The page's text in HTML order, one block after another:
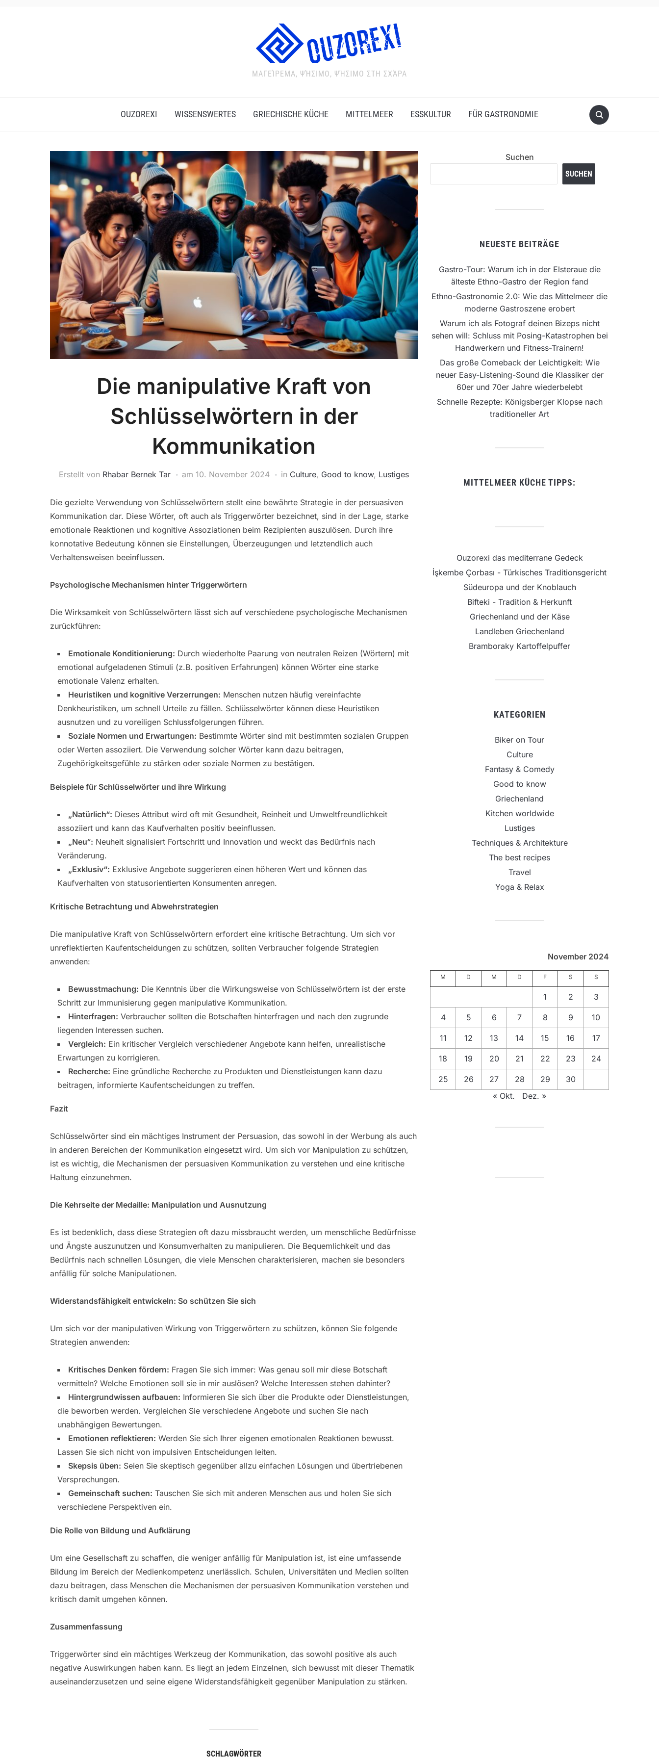
ΜΑΓΕΊΡΕΜΑ, ΨΉΣΙΜΟ, ΨΉΣΙΜΟ ΣΤΗ ΣΧΆΡΑ
OUZOREXI WISSENSWERTES GRIECHISCHE KÜCHE MITTELMEER ESSKULTUR FÜR GASTRONOMIE
Die manipulative Kraft von
Schlüsselwörtern in der
Kommunikation
Erstellt von Rhabar Bernek Tar am 10. November 2024 in Culture, Good to know, Lustiges
Die gezielte Verwendung von Schlüsselwörtern stellt eine bewährte Strategie in der persuasiven
Kommunikation dar. Diese Wörter, oft auch als Triggerwörter bezeichnet, sind in der Lage, starke
emotionale Reaktionen und kognitive Assoziationen beim Rezipienten auszulösen. Durch ihre
konnotative Bedeutung können sie Einstellungen, Überzeugungen und letztendlich auch
Verhaltensweisen beeinflussen.
Psychologische Mechanismen hinter Triggerwörtern
Die Wirksamkeit von Schlüsselwörtern lässt sich auf verschiedene psychologische Mechanismen
zurückführen:
Emotionale Konditionierung: Durch wiederholte Paarung von neutralen Reizen (Wörtern) mit
emotional aufgeladenen Stimuli (z.B. positiven Erfahrungen) können Wörter eine starke
emotionale Valenz erhalten.
Heuristiken und kognitive Verzerrungen: Menschen nutzen häufig vereinfachte
Denkheuristiken, um schnell Urteile zu fällen. Schlüsselwörter können diese Heuristiken
ausnutzen und zu voreiligen Schlussfolgerungen führen.
Soziale Normen und Erwartungen: Bestimmte Wörter sind mit bestimmten sozialen Gruppen
oder Werten assoziiert. Die Verwendung solcher Wörter kann dazu beitragen,
Zugehörigkeitsgefühle zu stärken oder soziale Normen zu bestätigen.
Beispiele für Schlüsselwörter und ihre Wirkung
„Natürlich“: Dieses Attribut wird oft mit Gesundheit, Reinheit und Umweltfreundlichkeit
assoziiert und kann das Kaufverhalten positiv beeinflussen.
„Neu“: Neuheit signalisiert Fortschritt und Innovation und weckt das Bedürfnis nach
Veränderung.
„Exklusiv“: Exklusive Angebote suggerieren einen höheren Wert und können das
Kaufverhalten von statusorientierten Konsumenten anregen.
Kritische Betrachtung und Abwehrstrategien
Die manipulative Kraft von Schlüsselwörtern erfordert eine kritische Betrachtung. Um sich vor
unreflektierten Kaufentscheidungen zu schützen, sollten Verbraucher folgende Strategien
anwenden:
Bewusstmachung: Die Kenntnis über die Wirkungsweise von Schlüsselwörtern ist der erste
Schritt zur Immunisierung gegen manipulative Kommunikation.
Hinterfragen: Verbraucher sollten die Botschaften hinterfragen und nach den zugrunde
liegenden Interessen suchen.
Vergleich: Ein kritischer Vergleich verschiedener Angebote kann helfen, unrealistische
Erwartungen zu korrigieren.
Recherche: Eine gründliche Recherche zu Produkten und Dienstleistungen kann dazu
beitragen, informierte Kaufentscheidungen zu treffen.
Fazit
Schlüsselwörter sind ein mächtiges Instrument der Persuasion, das sowohl in der Werbung als auch
in anderen Bereichen der Kommunikation eingesetzt wird. Um sich vor Manipulation zu schützen,
ist es wichtig, die Mechanismen der persuasiven Kommunikation zu verstehen und eine kritische
Haltung einzunehmen.
Die Kehrseite der Medaille: Manipulation und Ausnutzung
Es ist bedenklich, dass diese Strategien oft dazu missbraucht werden, um menschliche Bedürfnisse
und Ängste auszunutzen und Konsumverhalten zu manipulieren. Die Bequemlichkeit und das
Bedürfnis nach schnellen Lösungen, die viele Menschen charakterisieren, machen sie besonders
anfällig für solche Manipulationen.
Widerstandsfähigkeit entwickeln: So schützen Sie sich
Um sich vor der manipulativen Wirkung von Triggerwörtern zu schützen, können Sie folgende
Strategien anwenden:
Kritisches Denken fördern: Fragen Sie sich immer: Was genau soll mir diese Botschaft
vermitteln? Welche Emotionen soll sie in mir auslösen? Welche Interessen stehen dahinter?
Hintergrundwissen aufbauen: Informieren Sie sich über die Produkte oder Dienstleistungen,
die beworben werden. Vergleichen Sie verschiedene Angebote und suchen Sie nach
unabhängigen Bewertungen.
Emotionen reflektieren: Werden Sie sich Ihrer eigenen emotionalen Reaktionen bewusst.
Lassen Sie sich nicht von impulsiven Entscheidungen leiten.
Skepsis üben: Seien Sie skeptisch gegenüber allzu einfachen Lösungen und übertriebenen
Versprechungen.
Gemeinschaft suchen: Tauschen Sie sich mit anderen Menschen aus und holen Sie sich
verschiedene Perspektiven ein.
Die Rolle von Bildung und Aufklärung
Um eine Gesellschaft zu schaffen, die weniger anfällig für Manipulation ist, ist eine umfassende
Bildung im Bereich der Medienkompetenz unerlässlich. Schulen, Universitäten und Medien sollten
dazu beitragen, dass Menschen die Mechanismen der persuasiven Kommunikation verstehen und
kritisch damit umgehen können.
Zusammenfassung
Triggerwörter sind ein mächtiges Werkzeug der Kommunikation, das sowohl positive als auch
negative Auswirkungen haben kann. Es liegt an jedem Einzelnen, sich bewusst mit dieser Thematik
auseinanderzusetzen und seine eigene Widerstandsfähigkeit gegenüber Manipulation zu stärken.
SCHLAGWÖRTER
Suchen
SUCHEN
NEUESTE BEITRÄGE
Gastro-Tour: Warum ich in der Elsteraue die
älteste Ethno-Gastro der Region fand
Ethno-Gastronomie 2.0: Wie das Mittelmeer die
moderne Gastroszene erobert
Warum ich als Fotograf deinen Bizeps nicht
sehen will: Schluss mit Posing-Katastrophen bei
Handwerkern und Fitness-Trainern!
Das große Comeback der Leichtigkeit: Wie
neuer Easy-Listening-Sound die Klassiker der
60er und 70er Jahre wiederbelebt
Schnelle Rezepte: Königsberger Klopse nach
traditioneller Art
MITTELMEER KÜCHE TIPPS:
Ouzorexi das mediterrane Gedeck
İşkembe Çorbası - Türkisches Traditionsgericht
Südeuropa und der Knoblauch
Bifteki - Tradition & Herkunft
Griechenland und der Käse
Landleben Griechenland
Bramboraky Kartoffelpuffer
KATEGORIEN
Biker on Tour
Culture
Fantasy & Comedy
Good to know
Griechenland
Kitchen worldwide
Lustiges
Techniques & Architekture
The best recipes
Travel
Yoga & Relax
November 2024
M D M D F S S
1 2 3
4 5 6 7 8 9 10
11 12 13 14 15 16 17
18 19 20 21 22 23 24
25 26 27 28 29
30
« Okt.
Dez. »